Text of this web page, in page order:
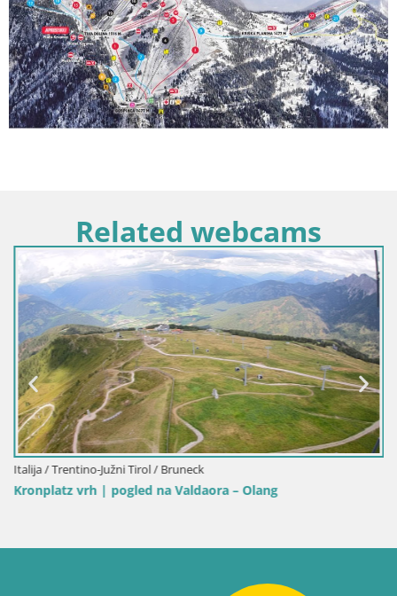
Related webcams
Italija / Trentino-Južni Tirol / Bruneck
Kronplatz vrh | pogled na Valdaora – Olang